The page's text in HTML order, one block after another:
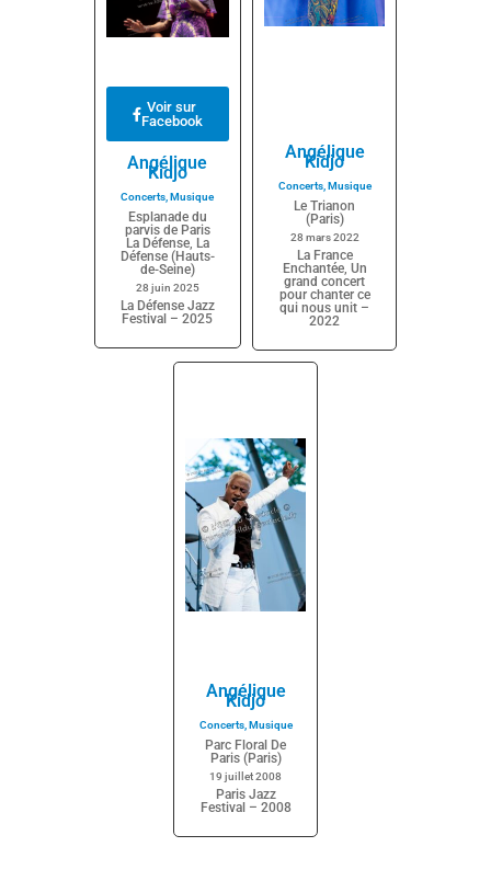
Voir sur
Facebook
Angélique
Kidjo
Concerts,Musique
Esplanade du
parvis de Paris
La Défense, La
Défense (Hauts-
de-Seine)
28 juin 2025
La Défense Jazz
Festival – 2025
Angélique
Kidjo
Concerts,Musique
Le Trianon
(Paris)
28 mars 2022
La France
Enchantée, Un
grand concert
pour chanter ce
qui nous unit –
2022
Angélique
Kidjo
Concerts,Musique
Parc Floral De
Paris (Paris)
19 juillet 2008
Paris Jazz
Festival – 2008